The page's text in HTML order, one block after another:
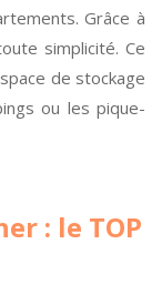
Grâce à
simplicité. Ce
de stockage
ou les pique-
: le TOP